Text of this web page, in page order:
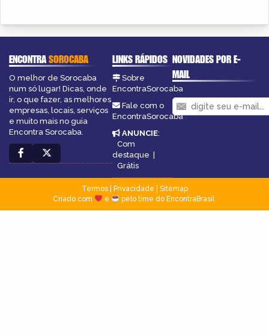
ENCONTRASOROCABA
O melhor de Sorocaba
num só lugar! Dicas, onde
ir, o que fazer, as melhores
empresas, locais, serviços
e muito mais no guia
Encontra Sorocaba.
LINKS RÁPIDOS
Sobre
EncontraSorocaba
Fale com o
EncontraSorocaba
ANUNCIE:
Com
destaque |
Grátis
NOVIDADES POR E-
MAIL
Termos| Privacidade
Sitemap
Criado com
e pelo time do EncontraBrasil